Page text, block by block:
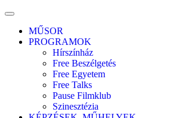
MŰSOR
PROGRAMOK
Hírszínház
Free Beszélgetés
Free Egyetem
Free Talks
Pause Filmklub
Szinesztézia